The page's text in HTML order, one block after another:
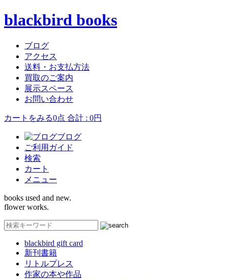
blackbird books
ブログ
アクセス
送料・お支払方法
買取のご案内
展示スペース
お問い合わせ
カートをみる0点 合計 : 0円
ブログ
ご利用ガイド
検索
カート
メニュー
books used and new.
flower works.
blackbird gift card
新刊書籍
リトルプレス
作家の本や作品